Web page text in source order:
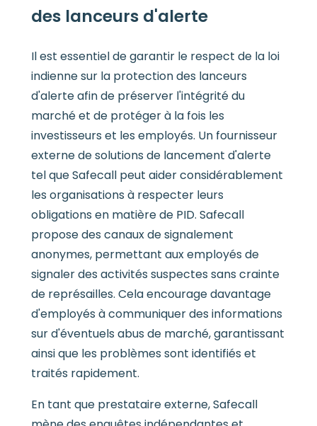
des lanceurs d'alerte
Il est essentiel de garantir le respect de la loi
indienne sur la protection des lanceurs
d'alerte afin de préserver l'intégrité du
marché et de protéger à la fois les
investisseurs et les employés. Un fournisseur
externe de solutions de lancement d'alerte
tel que Safecall peut aider considérablement
les organisations à respecter leurs
obligations en matière de PID. Safecall
propose des canaux de signalement
anonymes, permettant aux employés de
signaler des activités suspectes sans crainte
de représailles. Cela encourage davantage
d'employés à communiquer des informations
sur d'éventuels abus de marché, garantissant
ainsi que les problèmes sont identifiés et
traités rapidement.
En tant que prestataire externe, Safecall